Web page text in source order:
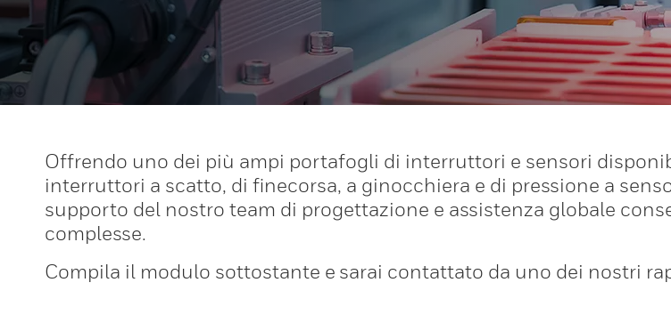
Offrendo uno dei più ampi portafogli di interruttori e sensori
interruttori a scatto, di finecorsa, a ginocchiera e di pressione a
supporto del nostro team di progettazione e assistenza globale
complesse.
Compila il modulo sottostante e sarai contattato da uno dei nostri